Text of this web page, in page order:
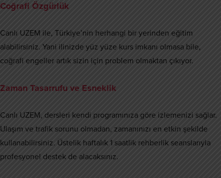
Coğrafi Özgürlük
Canlı UZEM ile, Türkiye’nin herhangi bir yerinden eğitim
alabilirsiniz. Yani ilinizde yüz yüze kurs imkanı olmasa bile,
coğrafi engeller artık sizin için problem olmaktan çıkıyor.
Zaman Tasarrufu ve Esneklik
Canlı UZEM, dersleri kendi programınıza göre izlemenizi sağlar.
Ulaşım ve trafik sorunu olmadan, zamanınızı en etkin şekilde
kullanabilirsiniz. Üstelik haftalık 1 saatlik rehberlik seanslarıyla
profesyonel destek de alacaksınız.